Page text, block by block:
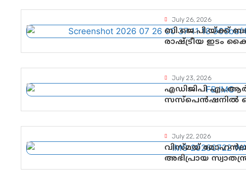
July 26, 2026
ബി.ജെ.പി.യ്ക്ക്
രാഷ്ട്രീയ ഇടം
July 23, 2026
എഡിജിപി
സസ്പെൻഷനിൽ
July 22, 2026
വിസ്മയ്
അഭിപ്രായ
ഗുണ്ടായിസത്തിന്